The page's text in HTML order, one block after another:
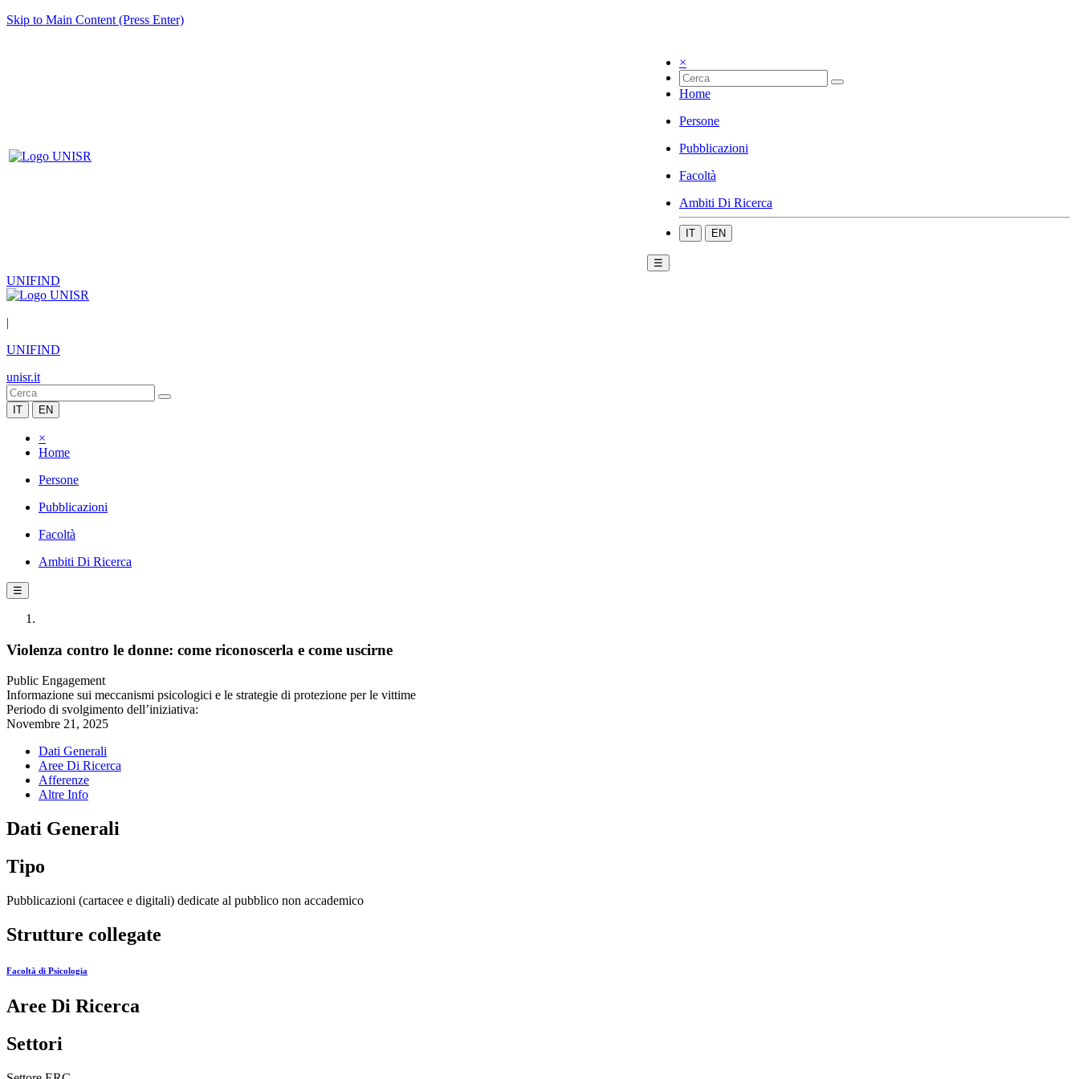
Skip to Main Content (Press Enter)
×
Home
Persone
Pubblicazioni
Facoltà
Ambiti Di Ricerca
IT EN
☰
UNIFIND
|
UNIFIND
unisr.it
IT EN
×
Home
Persone
Pubblicazioni
Facoltà
Ambiti Di Ricerca
☰
Violenza contro le donne: come riconoscerla e come uscirne
Public Engagement
Informazione sui meccanismi psicologici e le strategie di protezione per le vittime
Periodo di svolgimento dell’iniziativa:
Novembre 21, 2025
Dati Generali
Aree Di Ricerca
Afferenze
Altre Info
Dati Generali
Tipo
Pubblicazioni (cartacee e digitali) dedicate al pubblico non accademico
Strutture collegate
Facoltà di Psicologia
Aree Di Ricerca
Settori